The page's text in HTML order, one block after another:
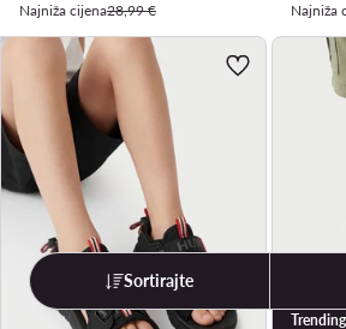
Najniža cijena28,99 € Najniža
Trending
Sortirajte